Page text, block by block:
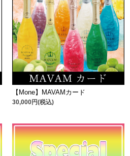
【Mone】MAVAMカード
30,000円(税込)